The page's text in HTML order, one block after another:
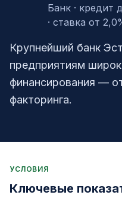
Банк · кредит
· ставка от
Крупнейший банк
предприятиям
финансирования —
факторинга.
УСЛОВИЯ
Ключевые